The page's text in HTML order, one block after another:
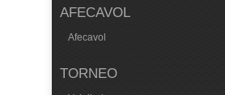
AFECAVOL
Afecavol
TORNEO